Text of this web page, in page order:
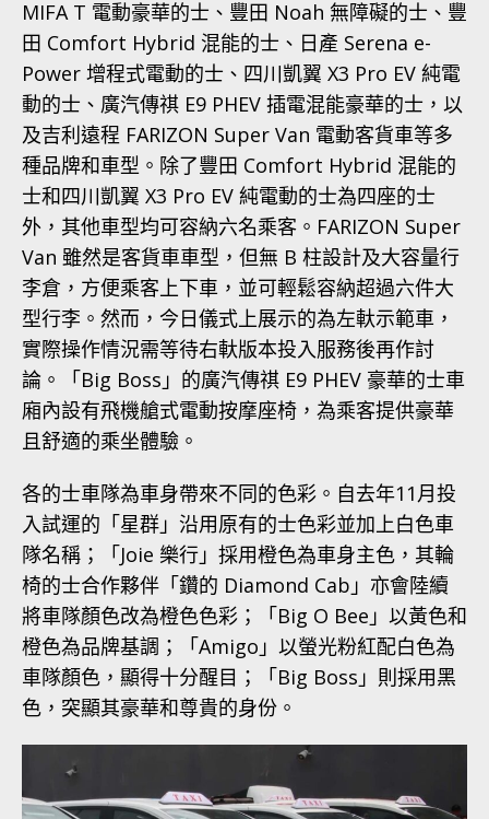
MIFA T 電動豪華的士、豐田 Noah 無障礙的士、豐
田 Comfort Hybrid 混能的士、日產 Serena e-
Power 增程式電動的士、四川凱翼 X3 Pro EV 純電
動的士、廣汽傳祺 E9 PHEV 插電混能豪華的士，以
及吉利遠程 FARIZON Super Van 電動客貨車等多
種品牌和車型。除了豐田 Comfort Hybrid 混能的
士和四川凱翼 X3 Pro EV 純電動的士為四座的士
外，其他車型均可容納六名乘客。FARIZON Super
Van 雖然是客貨車車型，但無 B 柱設計及大容量行
李倉，方便乘客上下車，並可輕鬆容納超過六件大
型行李。然而，今日儀式上展示的為左軑示範車，
實際操作情況需等待右軑版本投入服務後再作討
論。「Big Boss」的廣汽傳祺 E9 PHEV 豪華的士車
廂內設有飛機艙式電動按摩座椅，為乘客提供豪華
且舒適的乘坐體驗。
各的士車隊為車身帶來不同的色彩。自去年11月投
入試運的「星群」沿用原有的士色彩並加上白色車
隊名稱；「Joie 樂行」採用橙色為車身主色，其輪
椅的士合作夥伴「鑽的 Diamond Cab」亦會陸續
將車隊顏色改為橙色色彩；「Big O Bee」以黃色和
橙色為品牌基調；「Amigo」以螢光粉紅配白色為
車隊顏色，顯得十分醒目；「Big Boss」則採用黑
色，突顯其豪華和尊貴的身份。